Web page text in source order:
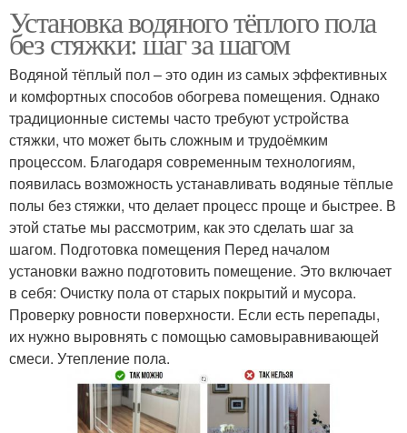
Установка водяного тёплого пола
без стяжки: шаг за шагом
Водяной тёплый пол – это один из самых эффективных
и комфортных способов обогрева помещения. Однако
традиционные системы часто требуют устройства
стяжки, что может быть сложным и трудоёмким
процессом. Благодаря современным технологиям,
появилась возможность устанавливать водяные тёплые
полы без стяжки, что делает процесс проще и быстрее. В
этой статье мы рассмотрим, как это сделать шаг за
шагом. Подготовка помещения Перед началом
установки важно подготовить помещение. Это включает
в себя: Очистку пола от старых покрытий и мусора.
Проверку ровности поверхности. Если есть перепады,
их нужно выровнять с помощью самовыравнивающей
смеси. Утепление пола.